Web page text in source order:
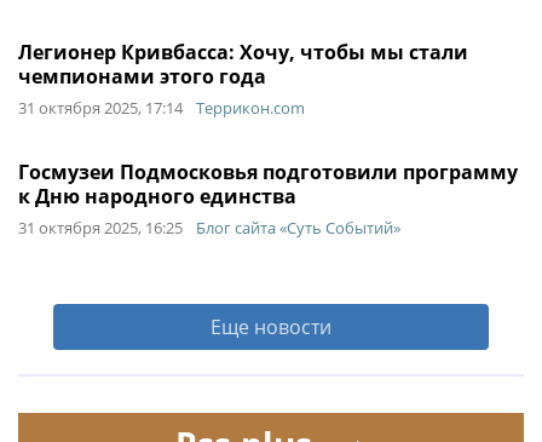
Легионер Кривбасса: Хочу, чтобы мы стали
чемпионами этого года
31 октября 2025, 17:14 Террикон.com
Госмузеи Подмосковья подготовили программу
к Дню народного единства
31 октября 2025, 16:25 Блог сайта «Суть Событий»
Еще новости